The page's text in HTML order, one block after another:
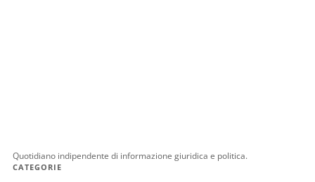
Quotidiano indipendente di informazione giuridica e politica.
CATEGORIE